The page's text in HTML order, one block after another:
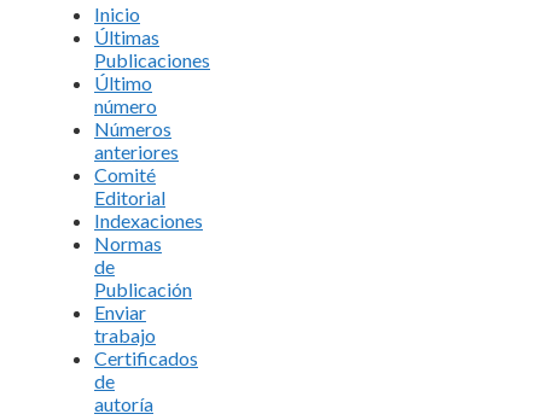
Inicio
Últimas
Publicaciones
Último
número
Números
anteriores
Comité
Editorial
Indexaciones
Normas
de
Publicación
Enviar
trabajo
Certificados
de
autoría